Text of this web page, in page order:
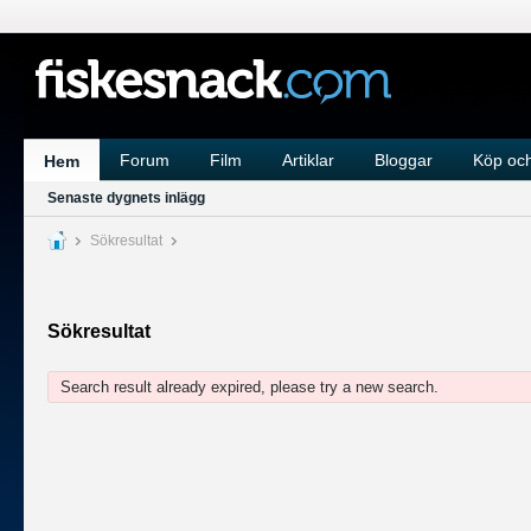
Hem Forum Film Artiklar Bloggar Köp
Senaste dygnets inlägg
Sökresultat
Sökresultat
Search result already expired, please try a new search.